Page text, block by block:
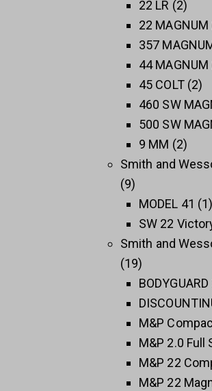
22 LR 2
22 MAGNUM
357
44 MAGNUM
45 COLT 2
460 SW
500 SW
9 MM 2
Smith and
9
MODEL 41
1
SW 22
Smith and
19
BODYGUARD
M&P
M&P 2.0 Full
M&P 22
M&P 22